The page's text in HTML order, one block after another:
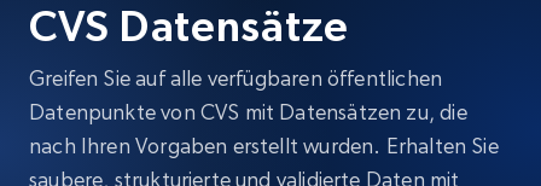
CVS Datensätze
Greifen Sie auf alle verfügbaren öffentlichen
Datenpunkte von CVS mit Datensätzen zu, die
nach Ihren Vorgaben erstellt wurden. Erhalten Sie
saubere, strukturierte und validierte Daten mit